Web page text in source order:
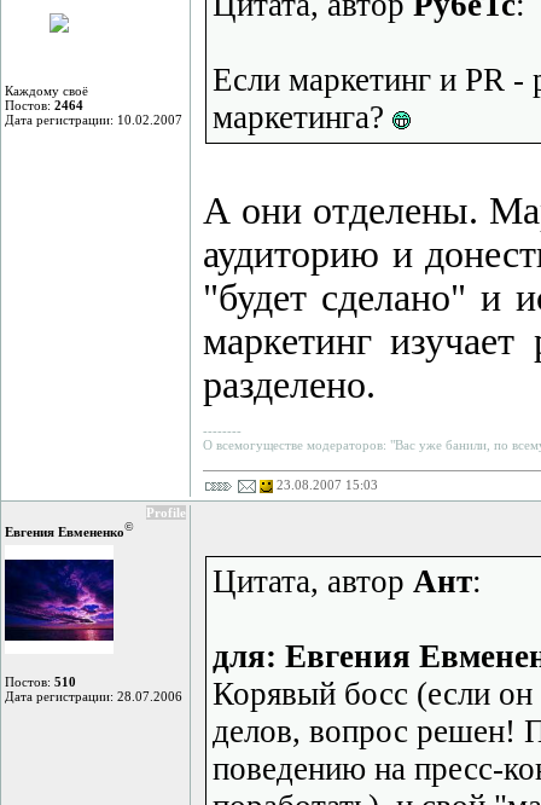
Каждому своё
Постов: 2464
Дата регистрации: 10.02.2007
Если маркетинг и PR -
маркетинга?
А они отделены.
аудиторию и
"будет сделано" и
маркетинг
разделено.
--------
О всемогуществе модераторов: "Вас уже банили, по
23.08.2007 15:03
Profile
Евгения Евмененко©
Постов: 510
Дата регистрации: 28.07.2006
Цитата, автор Ант:
для: Евгения
Корявый босс (если он
делов, вопрос решен!
поведению на пресс-